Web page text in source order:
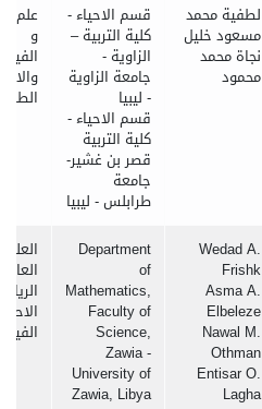
لطفية محمد
مسعود خليل
نجاة محمد
محمود
قسم الاحياء -
كلية التربية –
الزاوية -
جامعة الزاوية
- ليبيا
قسم الاحياء -
كلية التربية
قصر بن غشير-
جامعة
طرابلس - ليبيا
علم
و
Wedad A.
Frishk
Asma A.
Elbeleze
Nawal M.
Othman
Entisar O.
Lagha
Department
of
Mathematics,
Faculty of
Science,
Zawia -
University of
Zawia, Libya
العلوم